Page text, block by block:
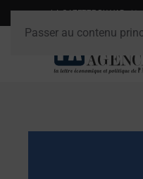
Passer au contenu
LA GAZETTE DU VAR-